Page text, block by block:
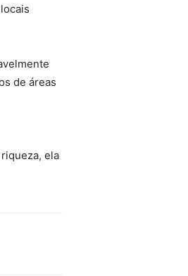
de áreas
ela